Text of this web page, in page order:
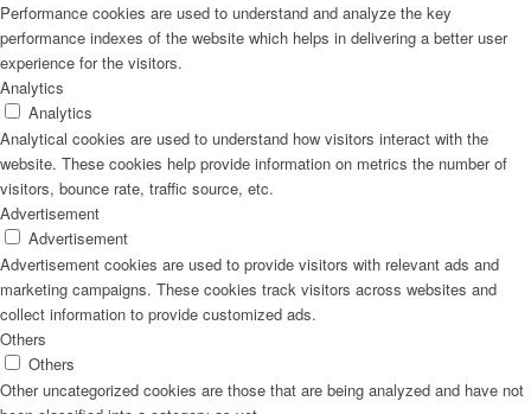
Performance cookies are used to understand and analyze the key
performance indexes of the website which helps in delivering a better user
experience for the visitors.
Analytics
Analytics
Analytical cookies are used to understand how visitors interact with the
website. These cookies help provide information on metrics the number of
visitors, bounce rate, traffic source, etc.
Advertisement
Advertisement
Advertisement cookies are used to provide visitors with relevant ads and
marketing campaigns. These cookies track visitors across websites and
collect information to provide customized ads.
Others
Others
Other uncategorized cookies are those that are being analyzed and have not